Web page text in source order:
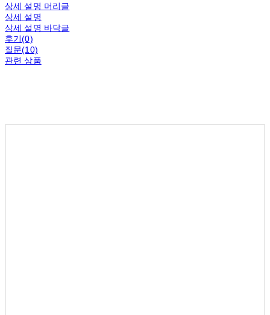
상세 설명 머리글
상세 설명
상세 설명 바닥글
후기(0)
질문(10)
관련 상품